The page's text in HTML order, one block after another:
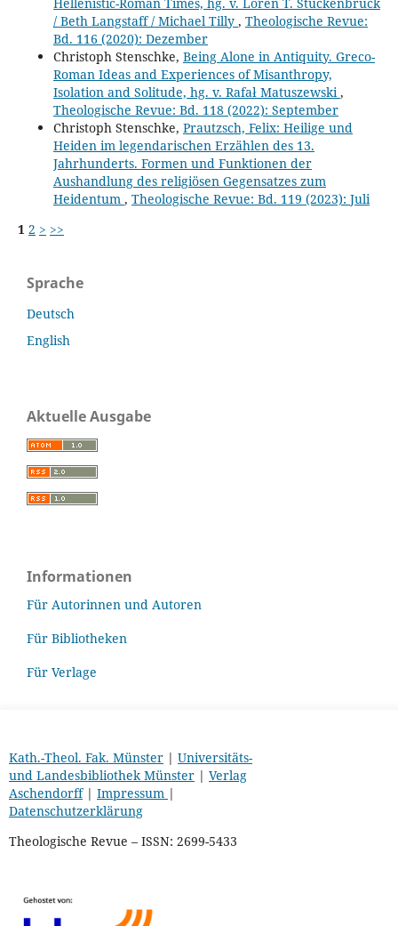
/ Beth Langstaff / Michael Tilly , Theologische Revue:
Bd. 116 (2020): Dezember
Christoph Stenschke, Being Alone in Antiquity. Greco-
Roman Ideas and Experiences of Misanthropy,
Isolation and Solitude, hg. v. Rafał Matuszewski,
Theologische Revue: Bd. 118 (2022): September
Christoph Stenschke, Prautzsch, Felix: Heilige und
Heiden im legendarischen Erzählen des 13.
Jahrhunderts. Formen und Funktionen der
Aushandlung des religiösen Gegensatzes zum
Heidentum , Theologische Revue: Bd. 119 (2023): Juli
1 2 > >>
Sprache
Deutsch
English
Aktuelle Ausgabe
Informationen
Für Autorinnen und Autoren
Für Bibliotheken
Für Verlage
Kath.-Theol. Fak. Münster| Universitäts-
und Landesbibliothek Münster| Verlag
Aschendorff| Impressum |
Datenschutzerklärung
Theologische Revue – ISSN: 2699-5433